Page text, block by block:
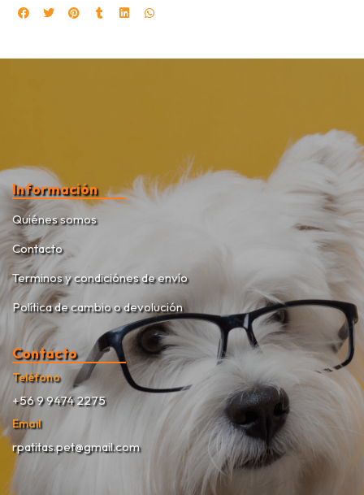
Información
Quiénes somos
Contacto
Terminos y condiciónes de envío
Política de cambio o devolución
Contacto
Teléfono
+56 9 9474 2275
Email
rpatitas.pet@gmail.com